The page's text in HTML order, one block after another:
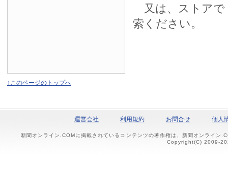
又は、ストアで
索ください。
↑このページのトップへ
運営会社 利用規約 お問合せ 個人
新聞オンライン.COMに掲載されているコンテンツの著作権は、新聞オンライン
Copyright(C) 2009-